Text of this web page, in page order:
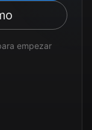
empezar